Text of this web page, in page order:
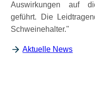
Auswirkungen auf
geführt. Die
Schweinehalter.
Aktuelle News